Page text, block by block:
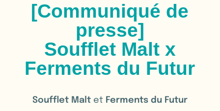
[Communiqué de
presse]
Soufflet Malt x
Ferments du Futur
Soufflet Malt et Ferments du Futur